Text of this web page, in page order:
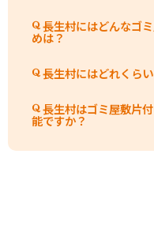
長生村にはどんなゴ
めは？
長生村にはどれくら
長生村はゴミ屋敷片
能ですか？